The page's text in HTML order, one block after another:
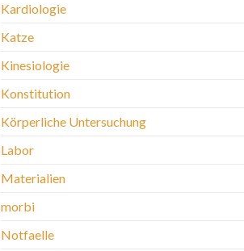
Kardiologie
Katze
Kinesiologie
Konstitution
Körperliche Untersuchung
Labor
Materialien
morbi
Notfaelle